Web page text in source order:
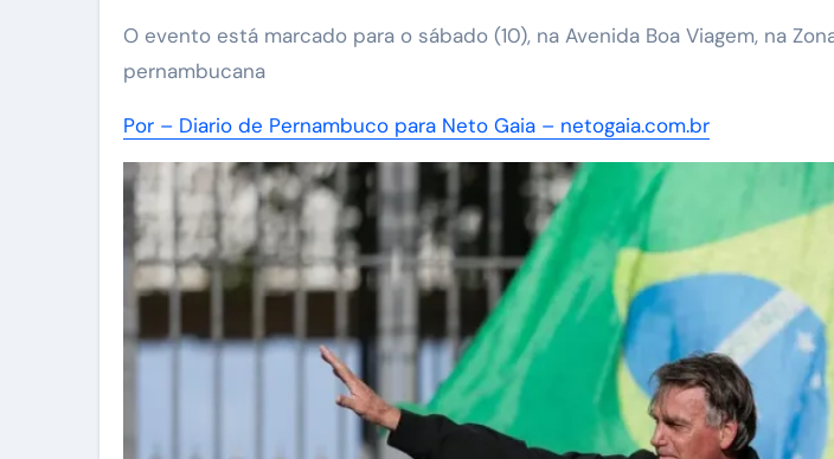
O evento está marcado para o sábado (10), na Avenida Boa Viagem, na Zona Sul da capital
pernambucana
Por – Diario de Pernambuco para Neto Gaia – netogaia.com.br